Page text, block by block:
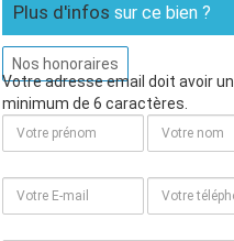
Plus d'infos sur ce bien ?
Nos honoraires
Votre adresse email doit avoir un
minimum de 6 caractères.